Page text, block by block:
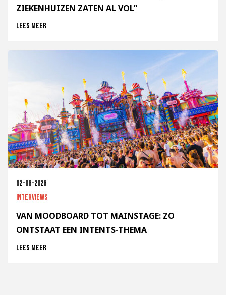
ZIEKENHUIZEN ZATEN AL VOL”
Lees meer
02-06-2026
Interviews
VAN MOODBOARD TOT MAINSTAGE: ZO
ONTSTAAT EEN INTENTS-THEMA
Lees meer